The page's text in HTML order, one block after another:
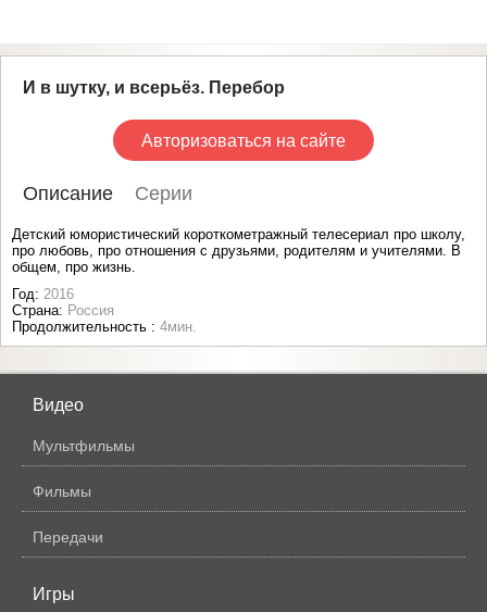
И в шутку, и всерьёз. Перебор
Авторизоваться на сайте
Описание Серии
Детский юмористический короткометражный телесериал про школу,
про любовь, про отношения с друзьями, родителям и учителями. В
общем, про жизнь.
Год: 2016
Страна: Россия
Продолжительность : 4мин.
Видео
Мультфильмы
Фильмы
Передачи
Игры